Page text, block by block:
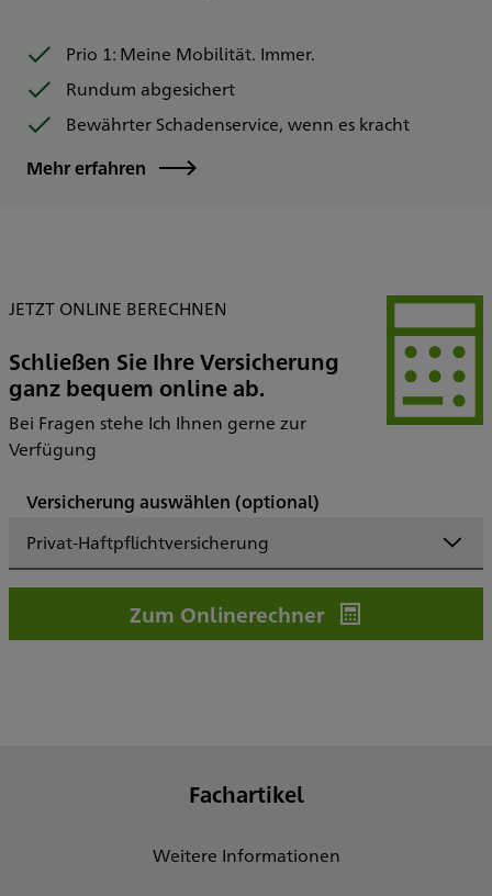
Prio 1: Meine Mobilität. Immer.
Rundum abgesichert
Bewährter Schadenservice, wenn es kracht
Mehr erfahren
JETZT ONLINE BERECHNEN
Schließen Sie Ihre Versicherung
ganz bequem online ab.
Bei Fragen stehe Ich Ihnen gerne zur
Verfügung
Versicherung auswählen (optional)
Privat-Haftpflichtversicherung
Zum Onlinerechner
Fachartikel
Weitere Informationen